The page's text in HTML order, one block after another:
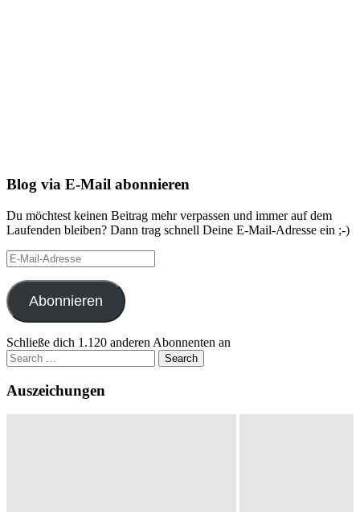
Blog via E-Mail abonnieren
Du möchtest keinen Beitrag mehr verpassen und immer auf dem
Laufenden bleiben? Dann trag schnell Deine E-Mail-Adresse ein ;-)
E-
Mail-
Adresse
Abonnieren
Schließe dich 1.120 anderen Abonnenten an
Search
for:
Auszeichungen